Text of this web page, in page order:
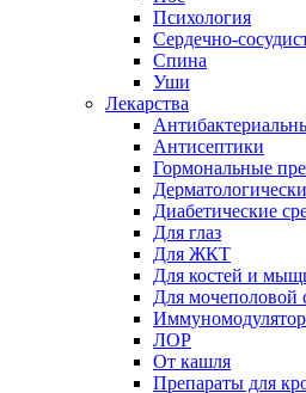
Психология
Сердечно-
Спина
Уши
Лекарства
Антисептики
Гормональные
Диабетические
Для глаз
Для ЖКТ
Для костей и
Для
ЛОР
От кашля
Препараты для